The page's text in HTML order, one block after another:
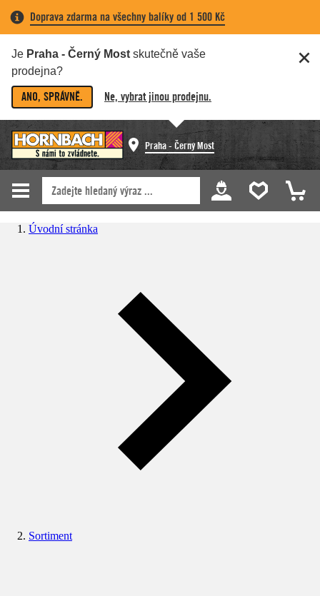
Doprava zdarma na všechny balíky od 1 500 Kč
Je Praha - Černý Most skutečně vaše
prodejna?
ANO, SPRÁVNĚ. Ne, vybrat jinou prodejnu.
Praha - Černý Most
Úvodní stránka
Sortiment